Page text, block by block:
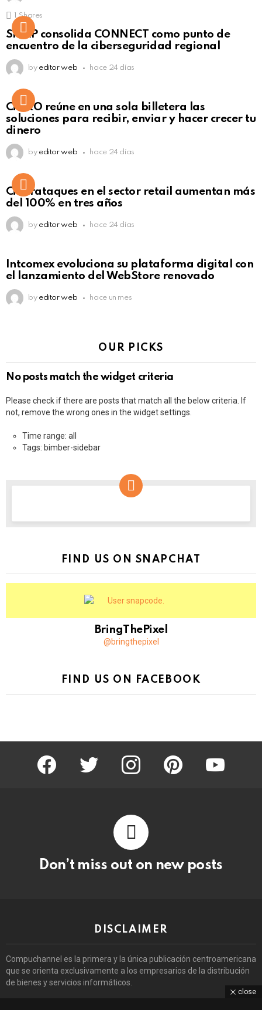
Click to view this post
Shares
SISAP consolida CONNECT como punto de
encuentro de la ciberseguridad regional
by editor web hace 24 días
Not Safe For Work
Click to view this post
CiNKO reúne en una sola billetera las
soluciones para recibir, enviar y hacer crecer tu
dinero
by editor web hace 24 días
Ciberataques en el sector retail aumentan más
del 100% en tres años
by editor web hace 24 días
Intcomex evoluciona su plataforma digital con
el lanzamiento del WebStore renovado
by editor web hace un mes
OUR PICKS
No posts match the widget criteria
Please check if there are posts that match all the below criteria. If
not, remove the wrong ones in the widget settings.
Time range: all
Tags: bimber-sidebar
FIND US ON SNAPCHAT
BringThePixel
@bringthepixel
FIND US ON FACEBOOK
facebook twitter instagram pinterest youtube
Don’t miss out on new posts
DISCLAIMER
Compuchannel es la primera y la única publicación centroamericana
que se orienta exclusivamente a los empresarios de la distribución
de bienes y servicios informáticos.
close